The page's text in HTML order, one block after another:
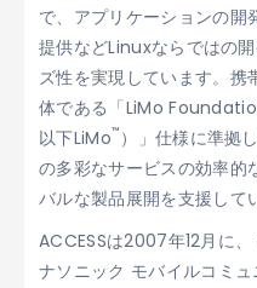
で、アプリケーションの
提供などLinuxならではの
ズ性を実現しています。携
体である「LiMo
以下LiMo™ ）」仕様に準拠
の多彩なサービスの効率的
バルな製品展開を支援して
ACCESSは2007年12月に
ナソニック モバイルコミ